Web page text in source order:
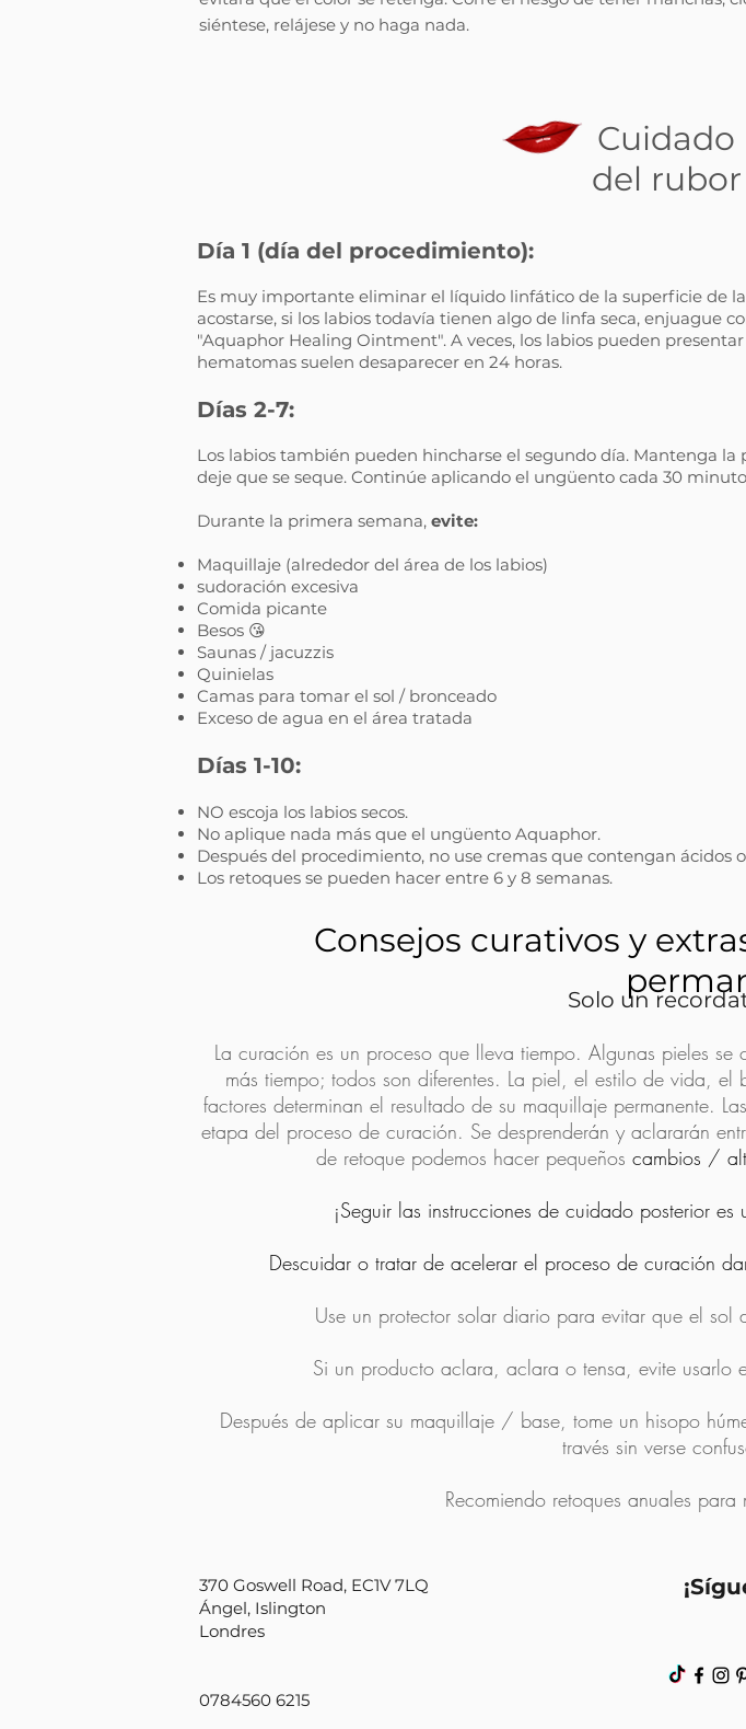
siéntese, relájese y no haga nada.
del
Día 1 (día del procedimiento):
Es muy importante eliminar el líquido linfático de la superficie de
acostarse, si los labios todavía tienen algo de linfa seca, enjuague
"Aquaphor Healing Ointment". A veces, los labios pueden
hematomas suelen desaparecer en 24 horas.
Días 2-7:
Los labios también pueden hincharse el segundo día. Mantenga
deje que se seque. Continúe aplicando el ungüento cada 30
Durante la primera semana, evite:
Maquillaje (alrededor del área de los labios)
sudoración excesiva
Comida picante
Besos 😘
Saunas / jacuzzis
Quinielas
Camas para tomar el sol / bronceado
Exceso de agua en el área tratada
Días 1-10:
NO escoja los labios secos.
No aplique nada más que el ungüento Aquaphor.
Después del procedimiento, no use cremas que contengan ácidos
Los retoques se pueden hacer entre 6 y 8 semanas.
Consejos curativos y
Solo un
La curación es un proceso que lleva tiempo. Algunas pieles
más tiempo; todos son diferentes. La piel, el estilo de vida,
factores determinan el resultado de su maquillaje permanente.
etapa del proceso de curación. Se desprenderán y aclararán
de retoque podemos hacer pequeños cambios /
¡Seguir las instrucciones de cuidado posterior
Descuidar o tratar de acelerar el proceso de curación
Use un protector solar diario para evitar que el
Si un producto aclara, aclara o tensa, evite usarlo
Después de aplicar su maquillaje / base, tome un hisopo
través sin verse
Recomiendo retoques anuales
370 Goswell Road, EC1V 7LQ
Ángel, Islington
Londres
0784560 6215